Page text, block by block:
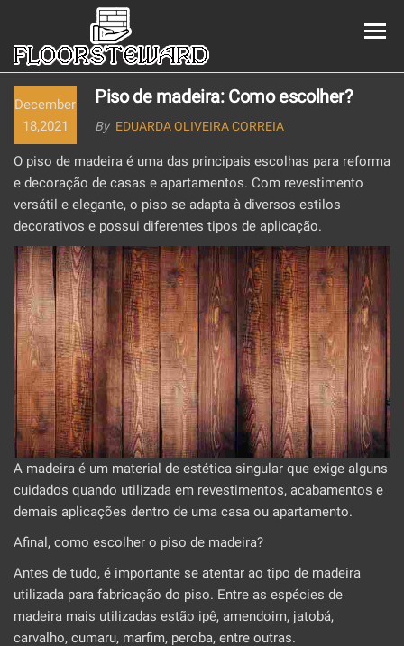
DE
December
18,2021
Piso de madeira: Como escolher?
By EDUARDA OLIVEIRA CORREIA
O piso de madeira é uma das principais escolhas para reforma
e decoração de casas e apartamentos. Com revestimento
versátil e elegante, o piso se adapta à diversos estilos
decorativos e possui diferentes tipos de aplicação.
A madeira é um material de estética singular que exige alguns
cuidados quando utilizada em revestimentos, acabamentos e
demais aplicações dentro de uma casa ou apartamento.
Afinal, como escolher o piso de madeira?
Antes de tudo, é importante se atentar ao tipo de madeira
utilizada para fabricação do piso. Entre as espécies de
madeira mais utilizadas estão ipê, amendoim, jatobá,
carvalho, cumaru, marfim, peroba, entre outras.